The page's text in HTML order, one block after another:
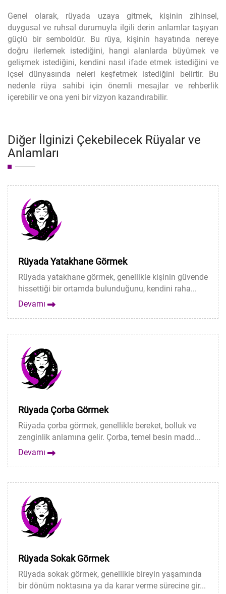
Genel olarak, rüyada uzaya gitmek, kişinin zihinsel,
duygusal ve ruhsal durumuyla ilgili derin anlamlar taşıyan
güçlü bir semboldür. Bu rüya, kişinin hayatında nereye
doğru ilerlemek istediğini, hangi alanlarda büyümek ve
gelişmek istediğini, kendini nasıl ifade etmek istediğini ve
içsel dünyasında neleri keşfetmek istediğini belirtir. Bu
nedenle rüya sahibi için önemli mesajlar ve rehberlik
içerebilir ve ona yeni bir vizyon kazandırabilir.
Diğer İlginizi Çekebilecek Rüyalar ve
Anlamları
Rüyada Yatakhane Görmek
Rüyada yatakhane görmek, genellikle kişinin güvende
hissettiği bir ortamda bulunduğunu, kendini raha...
Devamı
Rüyada Çorba Görmek
Rüyada çorba görmek, genellikle bereket, bolluk ve
zenginlik anlamına gelir. Çorba, temel besin madd...
Devamı
Rüyada Sokak Görmek
Rüyada sokak görmek, genellikle bireyin yaşamında
bir dönüm noktasına ya da karar verme sürecine gir...